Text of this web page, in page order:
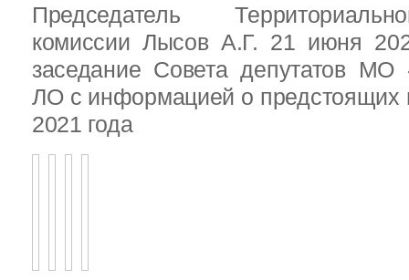
Председатель
комиссии Лысов А.Г. 21 июня
заседание Совета депутатов МО
ЛО с информацией о предстоящих
2021 года